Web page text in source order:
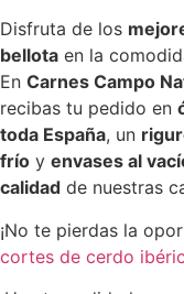
Disfruta de los
bellota en la
En Carnes Campo
recibas tu pedido en
toda España, un
frío y envases al
calidad de nuestras
¡No te pierdas la
cortes de cerdo